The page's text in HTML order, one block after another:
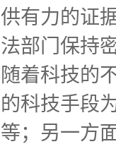
供有力的证
法部门保持
随着科技的
的科技手段
等；另一方